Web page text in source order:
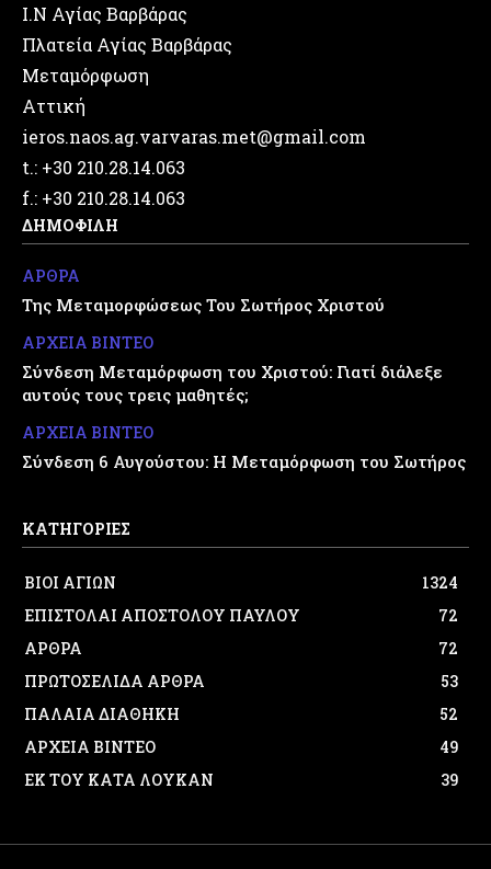
Ι.Ν Αγίας Βαρβάρας
Πλατεία Αγίας Βαρβάρας
Μεταμόρφωση
Αττική
ieros.naos.ag.varvaras.met@gmail.com
t.: +30 210.28.14.063
f.: +30 210.28.14.063
ΔΗΜΟΦΙΛΗ
ΑΡΘΡΑ
Της Μεταμορφώσεως Του Σωτήρος Χριστού
ΑΡΧΕΙΑ ΒΙΝΤΕΟ
Σύνδεση Μεταμόρφωση του Χριστού: Γιατί διάλεξε
αυτούς τους τρεις μαθητές;
ΑΡΧΕΙΑ ΒΙΝΤΕΟ
Σύνδεση 6 Αυγούστου: Η Μεταμόρφωση του Σωτήρος
ΚΑΤΗΓΟΡΙΕΣ
ΒΙΟΙ ΑΓΙΩΝ
1324
ΕΠΙΣΤΟΛΑΙ ΑΠΟΣΤΟΛΟΥ ΠΑΥΛΟΥ
72
ΑΡΘΡΑ
72
ΠΡΩΤΟΣΕΛΙΔΑ ΑΡΘΡΑ
53
ΠΑΛΑΙΑ ΔΙΑΘΗΚΗ
52
ΑΡΧΕΙΑ ΒΙΝΤΕΟ
49
ΕΚ ΤΟΥ ΚΑΤΑ ΛΟΥΚΑΝ
39